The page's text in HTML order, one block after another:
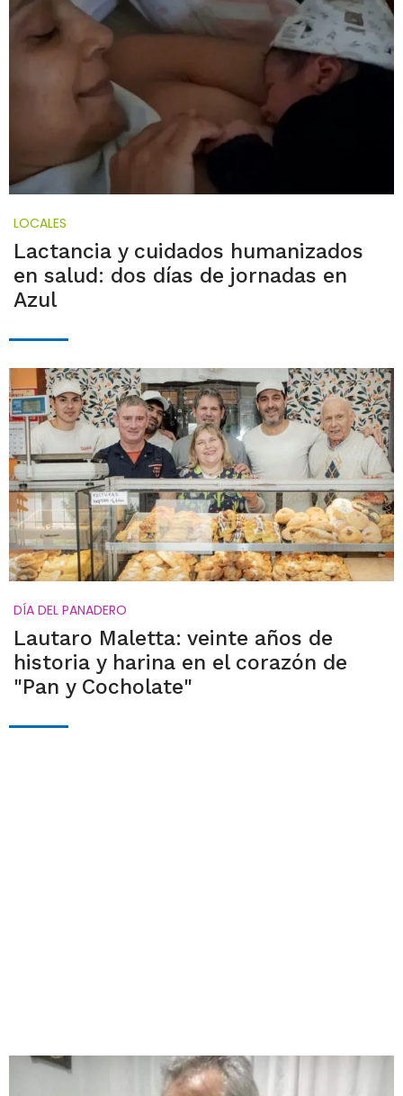
LOCALES
Lactancia y cuidados humanizados
en salud: dos días de jornadas en
Azul
DÍA DEL PANADERO
Lautaro Maletta: veinte años de
historia y harina en el corazón de
"Pan y Cocholate"